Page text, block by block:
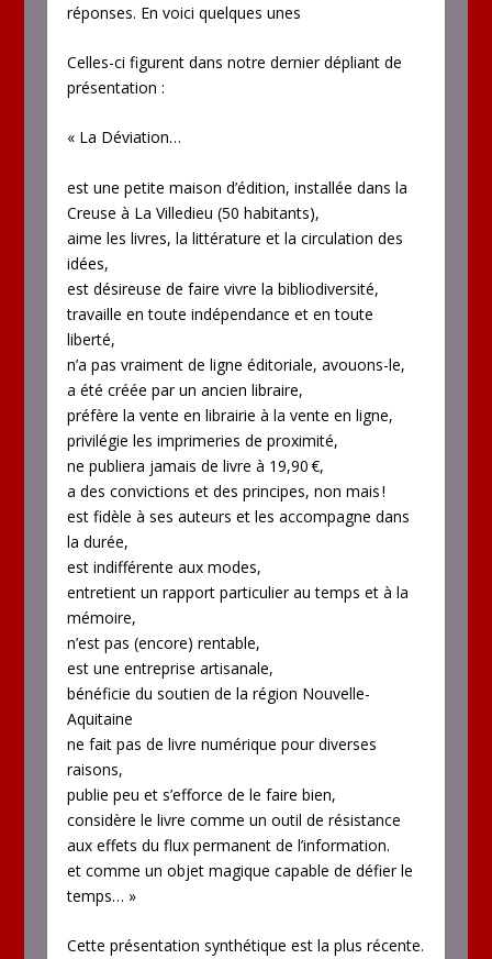
réponses. En voici quelques unes
Celles-ci figurent dans notre dernier dépliant de
présentation :
« La Déviation…
est une petite maison d’édition, installée dans la
Creuse à La Villedieu (50 habitants),
aime les livres, la littérature et la circulation des
idées,
est désireuse de faire vivre la bibliodiversité,
travaille en toute indépendance et en toute
liberté,
n’a pas vraiment de ligne éditoriale, avouons-le,
a été créée par un ancien libraire,
préfère la vente en librairie à la vente en ligne,
privilégie les imprimeries de proximité,
ne publiera jamais de livre à 19,90 €,
a des convictions et des principes, non mais !
est fidèle à ses auteurs et les accompagne dans
la durée,
est indifférente aux modes,
entretient un rapport particulier au temps et à la
mémoire,
n’est pas (encore) rentable,
est une entreprise artisanale,
bénéficie du soutien de la région Nouvelle-
Aquitaine
ne fait pas de livre numérique pour diverses
raisons,
publie peu et s’efforce de le faire bien,
considère le livre comme un outil de résistance
aux effets du flux permanent de l’information.
et comme un objet magique capable de défier le
temps… »
Cette présentation synthétique est la plus récente.